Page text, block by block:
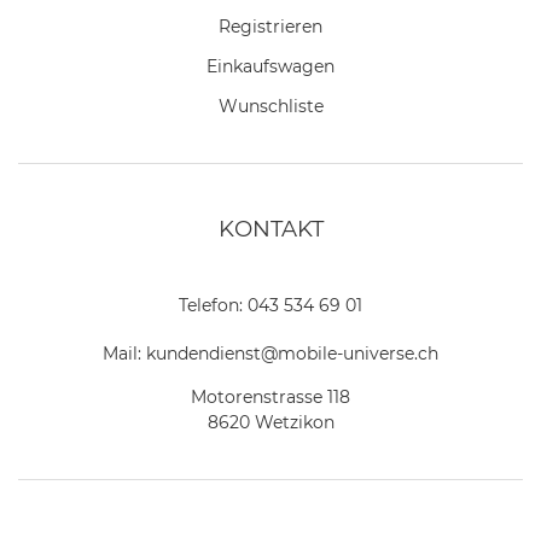
Registrieren
Einkaufswagen
Wunschliste
KONTAKT
Telefon: 043 534 69 01
Mail: kundendienst@mobile-universe.ch
Motorenstrasse 118
8620 Wetzikon